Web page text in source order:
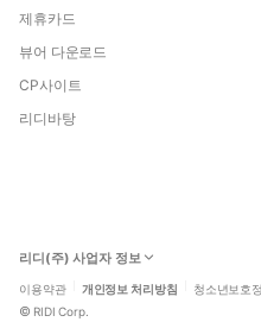
제휴카드
뷰어 다운로드
CP사이트
리디바탕
리디(주) 사업자 정보
이용약관 개인정보 처리방침 청소년보호
© RIDI Corp.